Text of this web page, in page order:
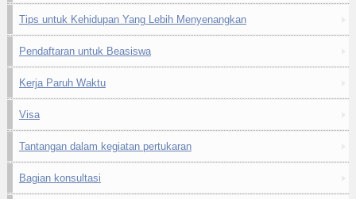
Tips untuk Kehidupan Yang Lebih Menyenangkan
Pendaftaran untuk Beasiswa
Kerja Paruh Waktu
Visa
Tantangan dalam kegiatan pertukaran
Bagian konsultasi